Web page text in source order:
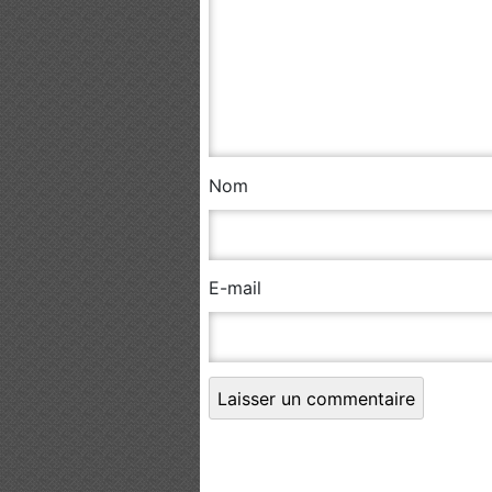
Nom
E-mail